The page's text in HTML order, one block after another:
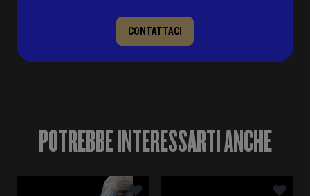
CONTATTACI
POTREBBE INTERESSARTI ANCHE
È possibile navigare tra gli elementi del carosello
Premere per saltare il carosello